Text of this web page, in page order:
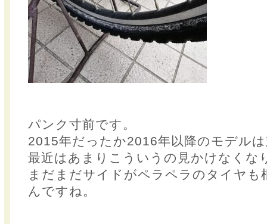
パンク寸前です。
2015年だったか2016年以降のモデル
最近はあまりこういうの見かけなくな
まだまだサイドがペラペラのタイヤも
んですね。